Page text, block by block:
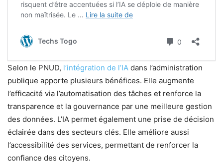
Selon le PNUD, l’intégration de l’IA dans l’administration
publique apporte plusieurs bénéfices. Elle augmente
l’efficacité via l’automatisation des tâches et renforce la
transparence et la gouvernance par une meilleure gestion
des données. L’IA permet également une prise de décision
éclairée dans des secteurs clés. Elle améliore aussi
l’accessibilité des services, permettant de renforcer la
confiance des citoyens.